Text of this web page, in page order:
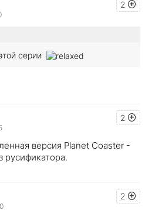
2
серии
2
версия Planet Coaster -
русификатора.
2